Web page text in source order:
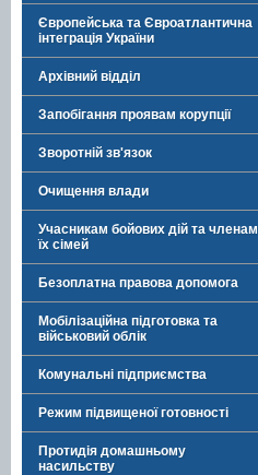
Європейська та Євроатлантична
інтеграція України
Архівний відділ
Запобігання проявам корупції
Зворотній зв'язок
Очищення влади
Учасникам бойових дій та членам
їх сімей
Безоплатна правова допомога
Мобілізаційна підготовка та
військовий облік
Комунальні підприємства
Режим підвищеної готовності
Протидія домашньому
насильству